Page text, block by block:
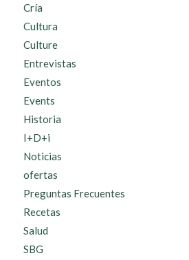
Cría
Cultura
Culture
Entrevistas
Eventos
Events
Historia
I+D+i
Noticias
ofertas
Preguntas Frecuentes
Recetas
Salud
SBG